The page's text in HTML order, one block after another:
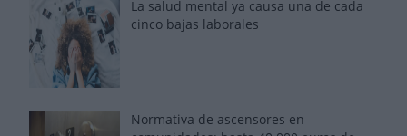
La salud mental ya causa una de cada
cinco bajas laborales
Normativa de ascensores en